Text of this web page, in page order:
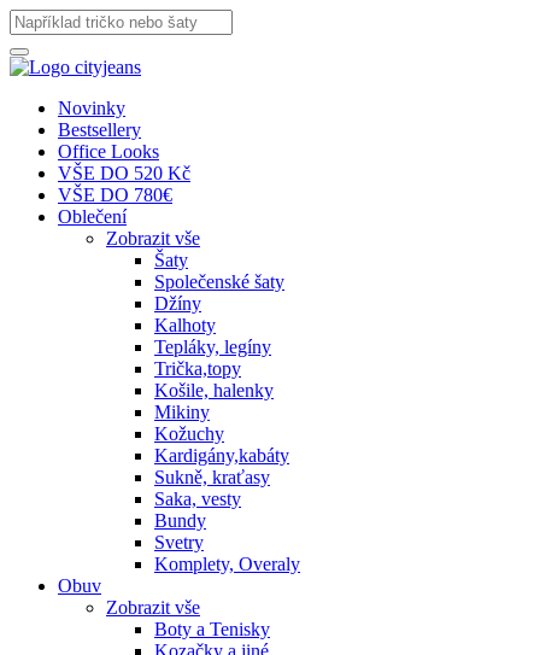
Novinky
Bestsellery
Office Looks
VŠE DO 520 Kč
VŠE DO 780€
Oblečení
Zobrazit vše
Šaty
Společenské šaty
Džíny
Kalhoty
Tepláky, legíny
Trička,topy
Košile, halenky
Mikiny
Kožuchy
Kardigány,kabáty
Sukně, kraťasy
Saka, vesty
Bundy
Svetry
Komplety, Overaly
Obuv
Zobrazit vše
Boty a Tenisky
Kozačky a jiné